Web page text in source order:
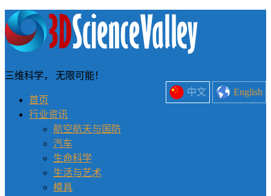
中文 English
三维科学， 无限可能！
首页
行业资讯
航空航天与国防
汽车
生命科学
生活与艺术
模具